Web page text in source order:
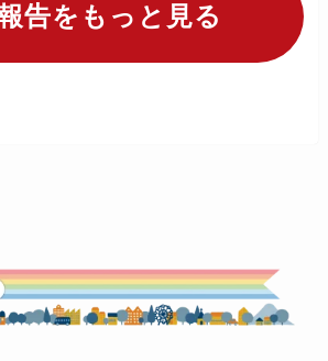
告をもっと見る